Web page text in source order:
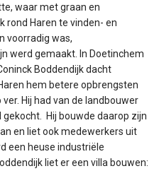
waar met graan en
rond Haren te vinden- en
voorradig was,
werd gemaakt. In Doetinchem
Boddendijk dacht
hem betere opbrengsten
Hij had van de landbouwer
Hij bouwde daarop zijn
en liet ook medewerkers uit
een heuse industriële
liet er een villa bouwen: